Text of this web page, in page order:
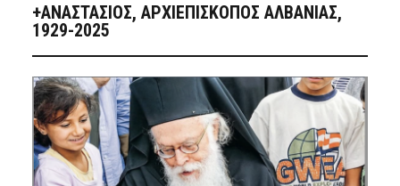
+ΑΝΑΣΤΆΣΙΟΣ, ΑΡΧΙΕΠΊΣΚΟΠΟΣ ΑΛΒΑΝΊΑΣ,
1929-2025